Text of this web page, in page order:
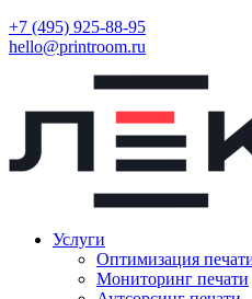
+7 (495) 925-88-95
hello@printroom.ru
Услуги
Оптимизация
Мониторинг печати